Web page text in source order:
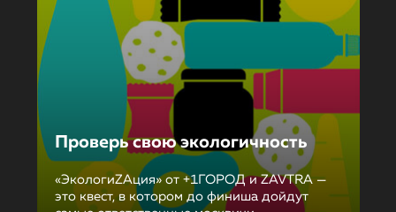
Проверь свою экологичность
«ЭкологиZAция» от +1ГОРОД и ZAVTRA —
это квест, в котором до финиша дойдут